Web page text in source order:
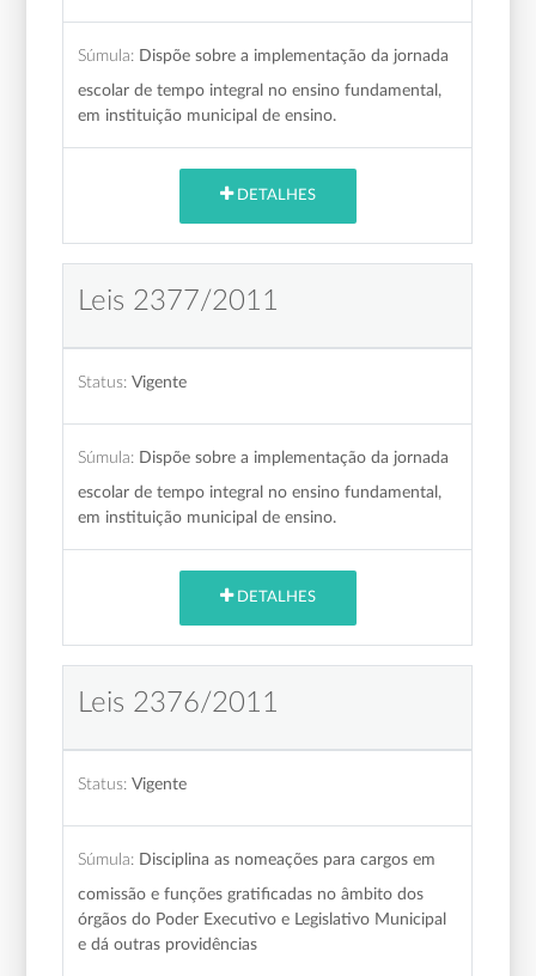
Súmula: Dispõe sobre a implementação da jornada
escolar de tempo integral no ensino fundamental,
em instituição municipal de ensino.
DETALHES
Leis 2377/2011
Status: Vigente
Súmula: Dispõe sobre a implementação da jornada
escolar de tempo integral no ensino fundamental,
em instituição municipal de ensino.
DETALHES
Leis 2376/2011
Status: Vigente
Súmula: Disciplina as nomeações para cargos em
comissão e funções gratificadas no âmbito dos
órgãos do Poder Executivo e Legislativo Municipal
e dá outras providências